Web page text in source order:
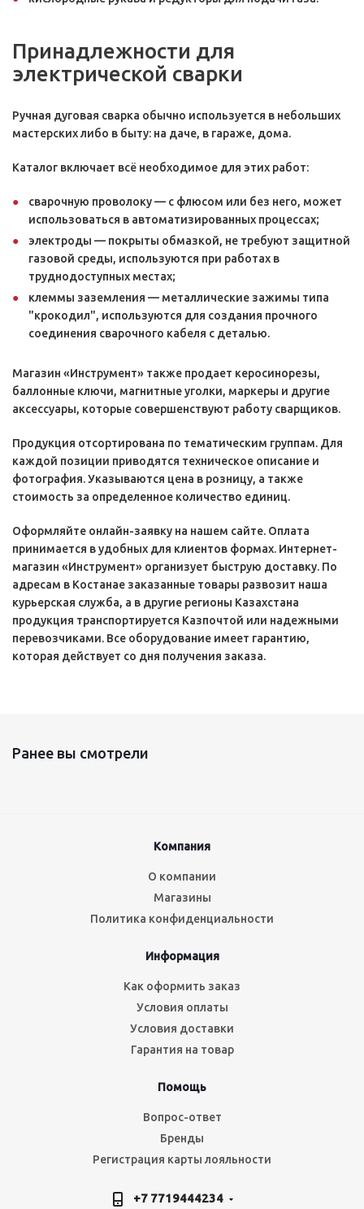
Принадлежности для
электрической сварки
Ручная дуговая сварка обычно используется в небольших
мастерских либо в быту: на даче, в гараже, дома.
Каталог включает всё необходимое для этих работ:
сварочную проволоку — с флюсом или без него, может
использоваться в автоматизированных процессах;
электроды — покрыты обмазкой, не требуют защитной
газовой среды, используются при работах в
труднодоступных местах;
клеммы заземления — металлические зажимы типа
"крокодил", используются для создания прочного
соединения сварочного кабеля с деталью.
Магазин «Инструмент» также продает керосинорезы,
баллонные ключи, магнитные уголки, маркеры и другие
аксессуары, которые совершенствуют работу сварщиков.
Продукция отсортирована по тематическим группам. Для
каждой позиции приводятся техническое описание и
фотография. Указываются цена в розницу, а также
стоимость за определенное количество единиц.
Оформляйте онлайн-заявку на нашем сайте. Оплата
принимается в удобных для клиентов формах. Интернет-
магазин «Инструмент» организует быструю доставку. По
адресам в Костанае заказанные товары развозит наша
курьерская служба, а в другие регионы Казахстана
продукция транспортируется Казпочтой или надежными
перевозчиками. Все оборудование имеет гарантию,
которая действует со дня получения заказа.
Ранее вы смотрели
Компания
О компании
Магазины
Политика конфиденциальности
Информация
Как оформить заказ
Условия оплаты
Условия доставки
Гарантия на товар
Помощь
Вопрос-ответ
Бренды
Регистрация карты лояльности
+7 7719444234